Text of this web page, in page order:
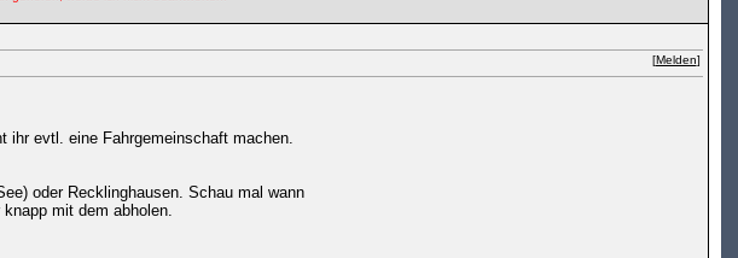
[Melden]
ihr evtl. eine Fahrgemeinschaft machen.
oder Recklinghausen. Schau mal wann
mit dem abholen.